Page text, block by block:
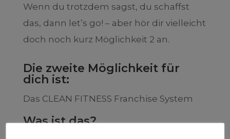
Wenn du trotzdem sagst, du schaffst
das, dann let’s go! – aber hör dir vielleicht
doch noch kurz Möglichkeit 2 an.
Die zweite Möglichkeit für
dich ist:
Das CLEAN FITNESS Franchise System
Was ist das?